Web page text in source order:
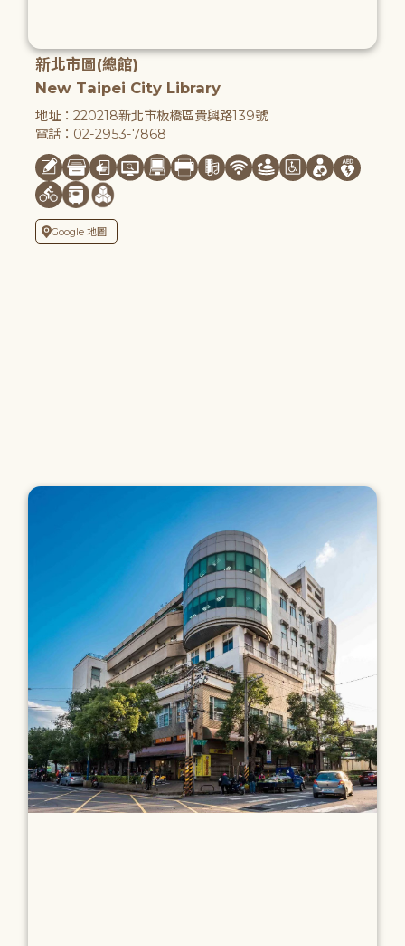
新北市圖(總館)
New Taipei City Library
地址：220218新北市板橋區貴興路139號
電話：02-2953-7868
Google 地圖